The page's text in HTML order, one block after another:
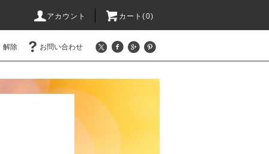
アカウント カート(0)
解除 お問い合わせ